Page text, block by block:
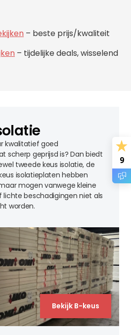
– beste prijs/kwaliteit
– tijdelijke deals, wisselend
kwalitatief goed
scherp geprijsd is? Dan biedt
tweede keus isolatie, de
isolatieplaten hebben
mogen vanwege kleine
beschadigingen niet als
worden.
Bekijk B-keus
9